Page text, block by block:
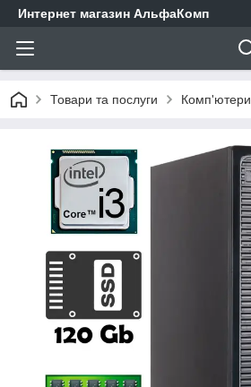
Интернет магазин АльфаКомп
Товари та послуги Комп'ютери